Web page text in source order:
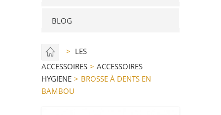
BLOG
> LES
ACCESSOIRES > ACCESSOIRES
HYGIENE > BROSSE À DENTS EN
BAMBOU